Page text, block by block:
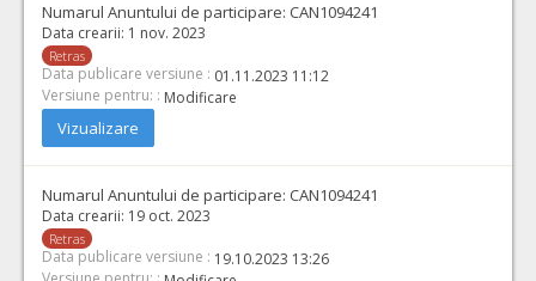
Numarul Anuntului de participare: CAN1094241
Data crearii: 1 nov. 2023
Retras
Data publicare versiune : 01.11.2023 11:12
Versiune pentru: : Modificare
Vizualizare
Numarul Anuntului de participare: CAN1094241
Data crearii: 19 oct. 2023
Retras
Data publicare versiune : 19.10.2023 13:26